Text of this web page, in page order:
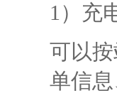
1）充
可以
单信